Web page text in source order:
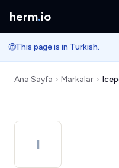
herm.io
🌐This page is in Turkish.
Ana Sayfa Markalar
I